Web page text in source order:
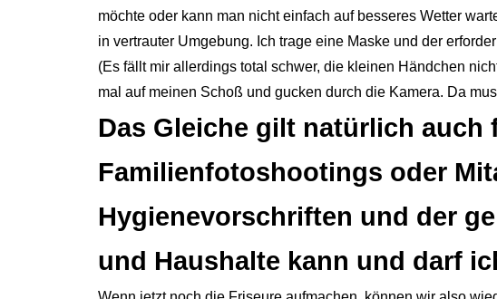
möchte oder kann man nicht einfach auf besseres Wetter
in vertrauter Umgebung. Ich trage eine Maske und der
(Es fällt mir allerdings total schwer, die kleinen Händchen
mal auf meinen Schoß und gucken durch die Kamera. Da
Das Gleiche gilt natürlich
Familienfotoshootings oder
Hygienevorschriften und der
und Haushalte kann und darf